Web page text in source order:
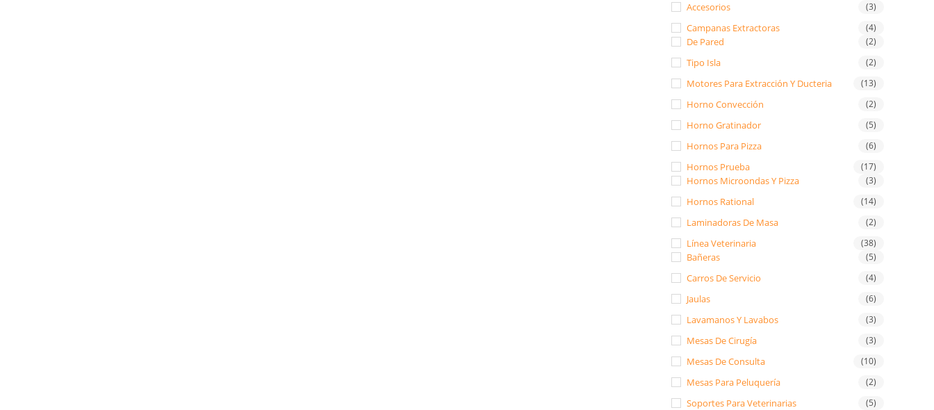
Accesorios (3)
Campanas Extractoras (4)
De Pared (2)
Tipo Isla (2)
Motores Para Extracción Y Ducteria (13)
Horno Convección (2)
Horno Gratinador (5)
Hornos Para Pizza (6)
Hornos Prueba (17)
Hornos Microondas Y Pizza (3)
Hornos Rational (14)
Laminadoras De Masa (2)
Línea Veterinaria (38)
Bañeras (5)
Carros De Servicio (4)
Jaulas (6)
Lavamanos Y Lavabos (3)
Mesas De Cirugía (3)
Mesas De Consulta (10)
Mesas Para Peluquería (2)
Soportes Para Veterinarias (5)